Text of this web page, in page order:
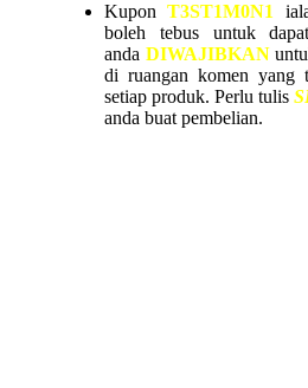
KuponT3ST1M0N1
boleh tebus untuk
anda DIWAJIBKAN
di ruangan komen yang
setiap produk. Perlu tulis
anda buat pembelian.